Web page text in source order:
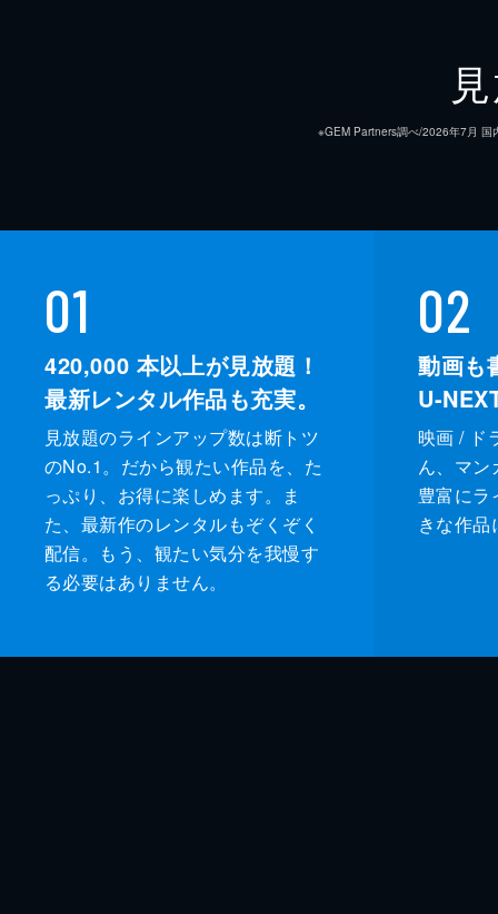
※GEM Partners調べ/2026年7⽉ 国
01
420,000 本以上が見放題！
最新レンタル作品も充実。
見放題のラインアップ数は断トツ
のNo.1。だから観たい作品を、た
っぷり、お得に楽しめます。ま
た、最新作のレンタルもぞくぞく
配信。もう、観たい気分を我慢す
る必要はありません。
02
動画も
U-
映画 / ド
ん、マン
豊富にラ
きな作